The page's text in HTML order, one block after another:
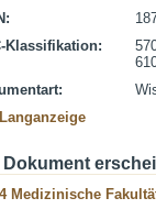
Klassifikation:
Dokument
4 Medizinische